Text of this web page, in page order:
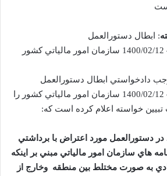
: ابطال دستورالعمل
دادخواستي ابطال دستورالعمل
شماره 200/1400/505 – 1400/02/12 سازمان امور مالياتي کشور را
خواسته اعلام کرده است که:
دستورالعمل مورد اعتراض با برداشتي
هاي سازمان امور مالياتي مبني بر اينکه
به صورت مختلط بين منطقه وخارج از